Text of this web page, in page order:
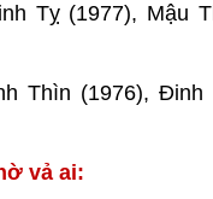
Tỵ (1977), Mậu
Thìn (1976), Đinh
vả ai: